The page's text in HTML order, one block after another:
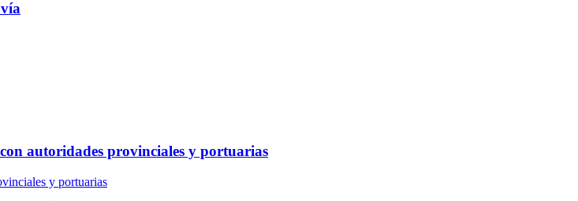
autoridades provinciales y portuarias